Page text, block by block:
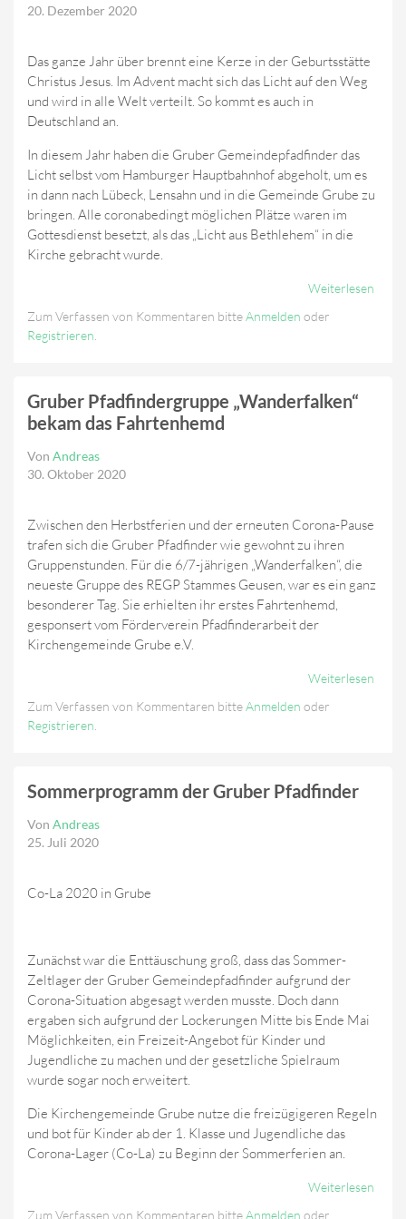
20. Dezember 2020
Das ganze Jahr über brennt eine Kerze in der Geburtsstätte
Christus Jesus. Im Advent macht sich das Licht auf den Weg
und wird in alle Welt verteilt. So kommt es auch in
Deutschland an.
In diesem Jahr haben die Gruber Gemeindepfadfinder das
Licht selbst vom Hamburger Hauptbahnhof abgeholt, um es
in dann nach Lübeck, Lensahn und in die Gemeinde Grube zu
bringen. Alle coronabedingt möglichen Plätze waren im
Gottesdienst besetzt, als das „Licht aus Bethlehem“ in die
Kirche gebracht wurde.
Weiterlesen
Zum Verfassen von Kommentaren bitteAnmelden oder
Registrieren
Gruber Pfadfindergruppe „Wanderfalken“
bekam das Fahrtenhemd
Von Andreas
30. Oktober 2020
Zwischen den Herbstferien und der erneuten Corona-Pause
trafen sich die Gruber Pfadfinder wie gewohnt zu ihren
Gruppenstunden. Für die 6/7-jährigen „Wanderfalken“, die
neueste Gruppe des REGP Stammes Geusen, war es ein ganz
besonderer Tag. Sie erhielten ihr erstes Fahrtenhemd,
gesponsert vom Förderverein Pfadfinderarbeit der
Kirchengemeinde Grube e.V.
Weiterlesen
Zum Verfassen von Kommentaren bitteAnmelden oder
Registrieren
Sommerprogramm der Gruber Pfadfinder
Von Andreas
25. Juli 2020
Co-La 2020 in Grube
Zunächst war die Enttäuschung groß, dass das Sommer-
Zeltlager der Gruber Gemeindepfadfinder aufgrund der
Corona-Situation abgesagt werden musste. Doch dann
ergaben sich aufgrund der Lockerungen Mitte bis Ende Mai
Möglichkeiten, ein Freizeit-Angebot für Kinder und
Jugendliche zu machen und der gesetzliche Spielraum
wurde sogar noch erweitert.
Die Kirchengemeinde Grube nutze die freizügigeren Regeln
und bot für Kinder ab der 1. Klasse und Jugendliche das
Corona-Lager (Co-La) zu Beginn der Sommerferien an.
Weiterlesen
Zum Verfassen von Kommentaren bitteAnmelden oder